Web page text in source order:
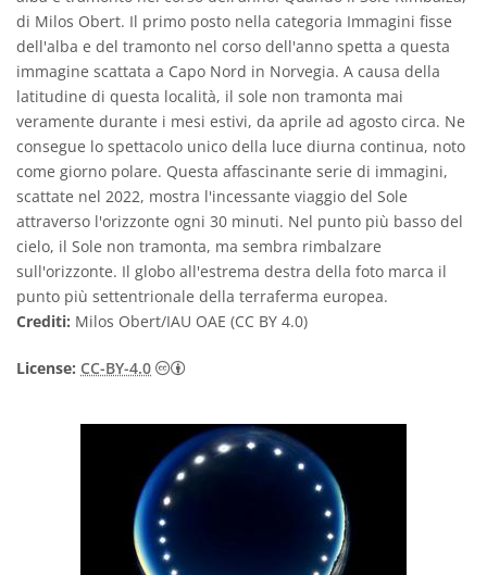
di Milos Obert. Il primo posto nella categoria Immagini fisse
dell'alba e del tramonto nel corso dell'anno spetta a questa
immagine scattata a Capo Nord in Norvegia. A causa della
latitudine di questa località, il sole non tramonta mai
veramente durante i mesi estivi, da aprile ad agosto circa. Ne
consegue lo spettacolo unico della luce diurna continua, noto
come giorno polare. Questa affascinante serie di immagini,
scattate nel 2022, mostra l'incessante viaggio del Sole
attraverso l'orizzonte ogni 30 minuti. Nel punto più basso del
cielo, il Sole non tramonta, ma sembra rimbalzare
sull'orizzonte. Il globo all'estrema destra della foto marca il
punto più settentrionale della terraferma europea.
Crediti: Milos Obert/IAU OAE (CC BY 4.0)
License: CC-BY-4.0 Creative Commons Attribuzione 4.0